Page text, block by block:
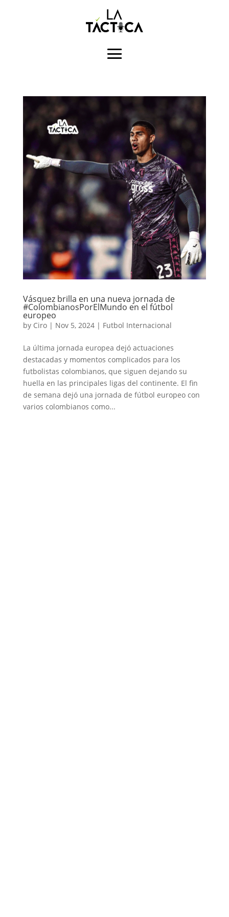
Vásquez brilla en una nueva jornada de
#ColombianosPorElMundo en el fútbol
europeo
by Ciro| Nov 5, 2024| Futbol Internacional
La última jornada europea dejó actuaciones
destacadas y momentos complicados para los
futbolistas colombianos, que siguen dejando su
huella en las principales ligas del continente. El fin
de semana dejó una jornada de fútbol europeo con
varios colombianos como...